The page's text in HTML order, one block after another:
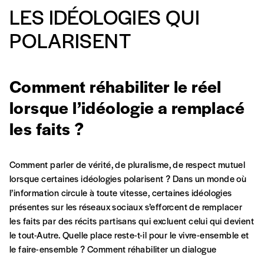
LES IDÉOLOGIES QUI
POLARISENT
Comment réhabiliter le réel
lorsque l’idéologie a remplacé
les faits ?
CONNEXION
Mot de passe oublié?
Formulaire de
commande
A partir de 2021,
l’interculturel,
par l’acheteur d’un bien ou d’un service, qui
peut être une manière pour lui de payer le prix
qu’il estime juste. Dans l’objectif de rendre nos
activités et publications accessibles, et
d’affirmer notre attachement aux valeurs de
solidarité, nous vous proposons d’estimer
vous-mêmes le coût de notre publication.
Comment parler de vérité, de pluralisme, de respect mutuel
lorsque certaines idéologies polarisent ? Dans un monde où
l’information circule à toute vitesse, certaines idéologies
présentes sur les réseaux sociaux s’efforcent de remplacer
les faits par des récits partisans qui excluent celui qui devient
le tout-Autre. Quelle place reste-t-il pour le vivre-ensemble et
le faire-ensemble ? Comment réhabiliter un dialogue